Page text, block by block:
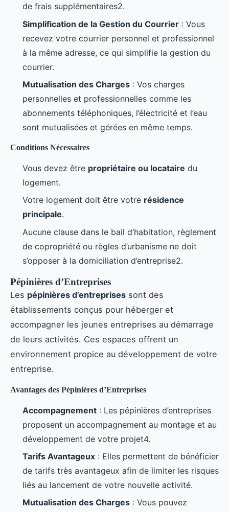
de frais supplémentaires2.
Simplification de la Gestion du Courrier : Vous
recevez votre courrier personnel et professionnel
à la même adresse, ce qui simplifie la gestion du
courrier.
Mutualisation des Charges : Vos charges
personnelles et professionnelles comme les
abonnements téléphoniques, l’électricité et l’eau
sont mutualisées et gérées en même temps.
Conditions Nécessaires
Vous devez être propriétaire ou locataire du
logement.
Votre logement doit être votre résidence
principale.
Aucune clause dans le bail d’habitation, règlement
de copropriété ou règles d’urbanisme ne doit
s’opposer à la domiciliation d’entreprise2.
Pépinières d’Entreprises
Les pépinières d’entreprises sont des
établissements conçus pour héberger et
accompagner les jeunes entreprises au démarrage
de leurs activités. Ces espaces offrent un
environnement propice au développement de votre
entreprise.
Avantages des Pépinières d’Entreprises
Accompagnement : Les pépinières d’entreprises
proposent un accompagnement au montage et au
développement de votre projet4.
Tarifs Avantageux : Elles permettent de bénéficier
de tarifs très avantageux afin de limiter les risques
liés au lancement de votre nouvelle activité.
Mutualisation des Charges : Vous pouvez